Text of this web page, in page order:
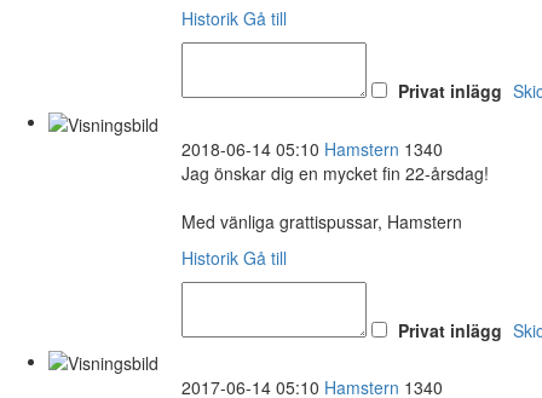
Historik Gå till
Privat inlägg
2018-06-14 05:10 Hamstern 1340
Jag önskar dig en mycket fin 22-årsdag!
Med vänliga grattispussar, Hamstern
Historik Gå till
Privat inlägg
2017-06-14 05:10 Hamstern 1340